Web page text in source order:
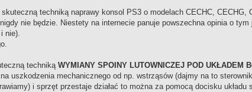
techniką naprawy konsol PS3 o modelach CECHC, CECHG,
nie będzie. Niestety na internecie panuje powszechna opinia o tym
nie).
techniką WYMIANY SPOINY LUTOWNICZEJ POD UKŁADEM
uszkodzenia mechanicznego od np. wstrząsów (dajmy na to
i sprzęt przestaje działać to można za pomocą docisku